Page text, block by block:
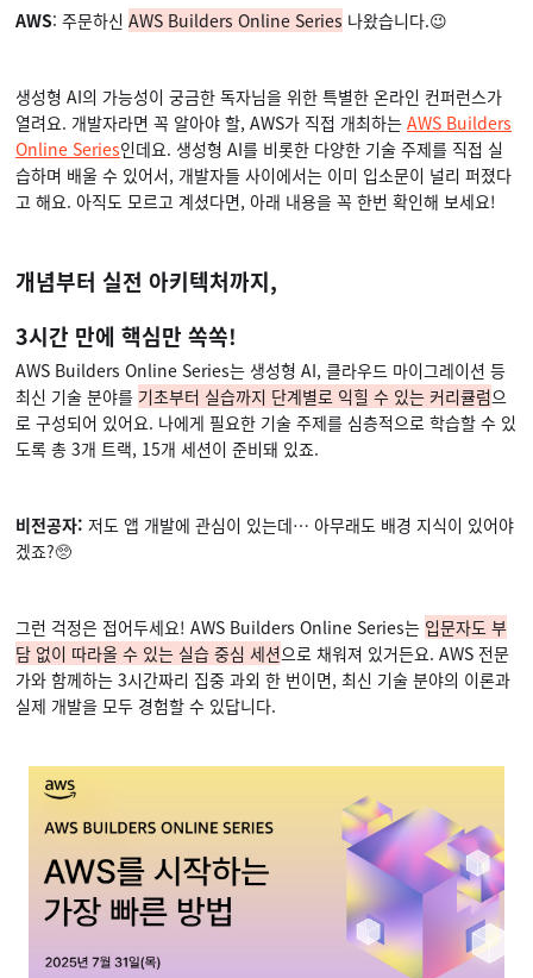
AWS: 주문하신 AWS Builders Online Series 나왔습니다.😉
생성형 AI의 가능성이 궁금한 독자님을 위한 특별한 온라인 컨퍼런스가
열려요. 개발자라면 꼭 알아야 할, AWS가 직접 개최하는 AWS Builders
Online Series인데요. 생성형 AI를 비롯한 다양한 기술 주제를 직접 실
습하며 배울 수 있어서, 개발자들 사이에서는 이미 입소문이 널리 퍼졌다
고 해요. 아직도 모르고 계셨다면, 아래 내용을 꼭 한번 확인해 보세요!
개념부터 실전 아키텍처까지,
3시간 만에 핵심만 쏙쏙!
AWS Builders Online Series는 생성형 AI, 클라우드 마이그레이션 등
최신 기술 분야를 기초부터 실습까지 단계별로 익힐 수 있는 커리큘럼으
로 구성되어 있어요. 나에게 필요한 기술 주제를 심층적으로 학습할 수 있
도록 총 3개 트랙, 15개 세션이 준비돼 있죠.
비전공자: 저도 앱 개발에 관심이 있는데… 아무래도 배경 지식이 있어야
겠죠?🥺
그런 걱정은 접어두세요! AWS Builders Online Series는 입문자도 부
담 없이 따라올 수 있는 실습 중심 세션으로 채워져 있거든요. AWS 전문
가와 함께하는 3시간짜리 집중 과외 한 번이면, 최신 기술 분야의 이론과
실제 개발을 모두 경험할 수 있답니다.